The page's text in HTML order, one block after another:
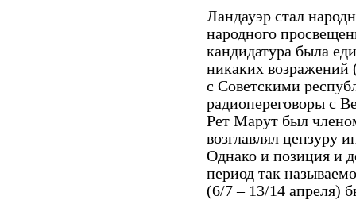
Ландауэр стал
народного
кандидатура была
никаких
с Советскими
радиопереговоры с
Рет Марут был
возглавлял цензуру
Однако и позиция и
период так
(6/7 – 13/14 апреля)